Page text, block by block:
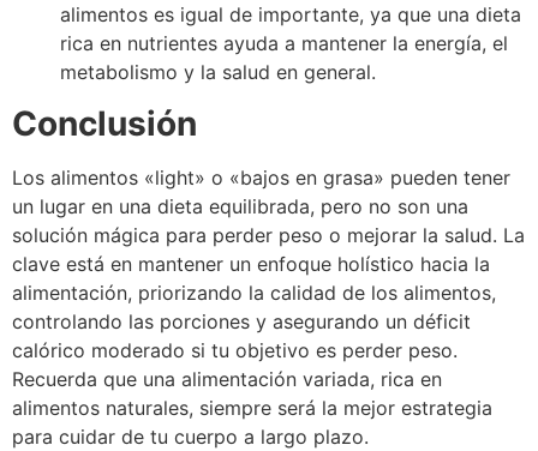
alimentos es igual de importante, ya que una dieta
rica en nutrientes ayuda a mantener la energía, el
metabolismo y la salud en general.
Conclusión
Los alimentos «light» o «bajos en grasa» pueden tener
un lugar en una dieta equilibrada, pero no son una
solución mágica para perder peso o mejorar la salud. La
clave está en mantener un enfoque holístico hacia la
alimentación, priorizando la calidad de los alimentos,
controlando las porciones y asegurando un déficit
calórico moderado si tu objetivo es perder peso.
Recuerda que una alimentación variada, rica en
alimentos naturales, siempre será la mejor estrategia
para cuidar de tu cuerpo a largo plazo.